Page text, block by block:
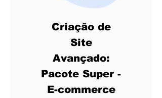
Criação de
Site
Avançado:
Pacote Super -
E-commerce